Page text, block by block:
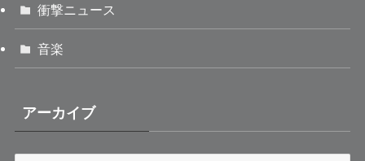
衝撃ニュース
音楽
アーカイブ